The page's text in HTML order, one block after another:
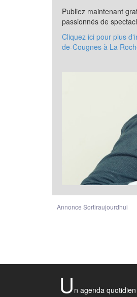
Publiez maintenant
passionnés de
Cliquez ici pour plus
de-Cougnes à La
Annonce Sortiraujourdhui
U n agenda